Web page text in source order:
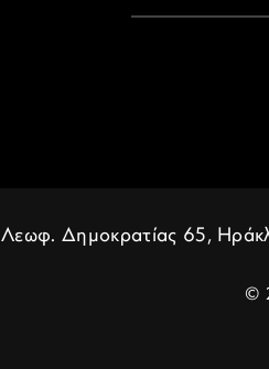
Λεωφ. Δημοκρατίας 65,
©